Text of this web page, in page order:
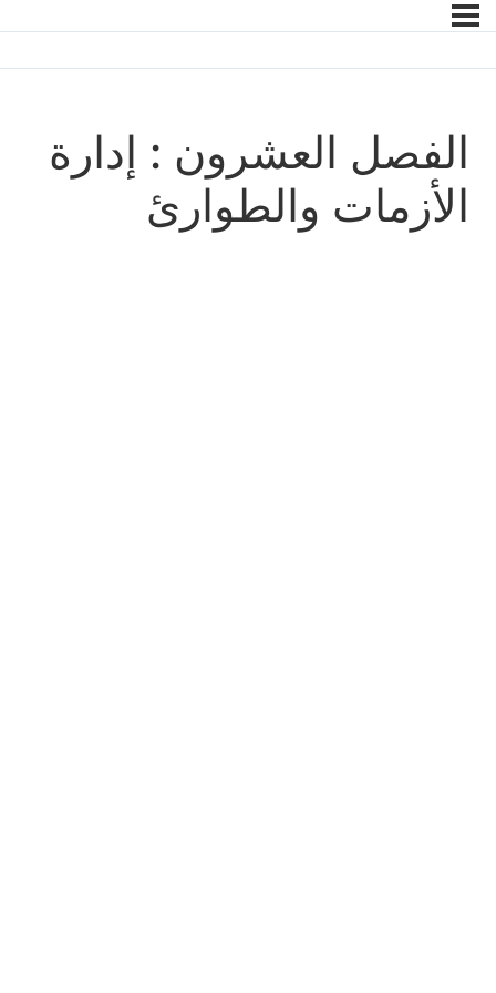
الفصل العشرون : إدارة
الأزمات والطوارئ